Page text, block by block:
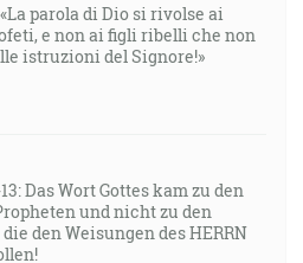
pšenice za denár a tri choinixy
a vínu neškoď! [Zj 6:6]
duchovné obeti,
Krista. [1Pt 2:5]
parola di Dio si rivolse ai
e non ai figli ribelli che non
istruzioni del Signore!»
Das Wort Gottes kam zu den
und nicht zu den
den Weisungen des HERRN